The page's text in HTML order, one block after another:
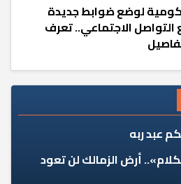
لوضع ضوابط جديدة
التواصل الاجتماعي.. تعرف
عبد ربه
أرض الزمالك لن تعود